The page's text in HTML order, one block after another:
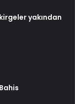
yakından